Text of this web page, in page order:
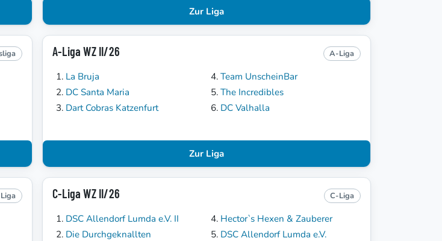
Zur Liga
A-Liga WZ II/26 A-Liga
La Bruja
DC Santa Maria
Dart Cobras Katzenfurt
Team UnscheinBar
The Incredibles
DC Valhalla
Zur Liga
C-Liga WZ II/26 C-Liga
DSC Allendorf Lumda e.V. II
Die Durchgeknallten
Hector`s Hexen & Zauberer
DSC Allendorf Lumda e.V.